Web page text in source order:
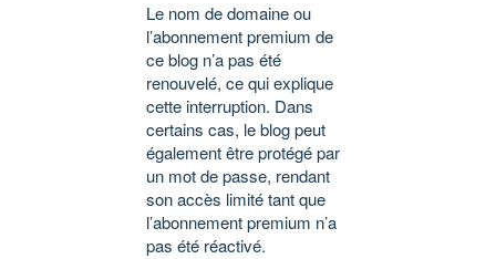
Le nom de domaine ou
l’abonnement premium de
ce blog n’a pas été
renouvelé, ce qui explique
cette interruption. Dans
certains cas, le blog peut
également être protégé par
un mot de passe, rendant
son accès limité tant que
l’abonnement premium n’a
pas été réactivé.